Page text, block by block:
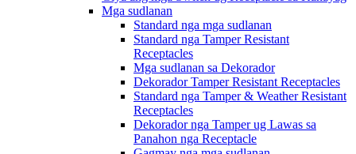
Mga sudlanan
Standard nga mga sudlanan
Standard nga Tamper Resistant
Receptacles
Mga sudlanan sa Dekorador
Dekorador Tamper Resistant Receptacles
Standard nga Tamper & Weather Resistant
Receptacles
Dekorador nga Tamper ug Lawas sa
Panahon nga Receptacle